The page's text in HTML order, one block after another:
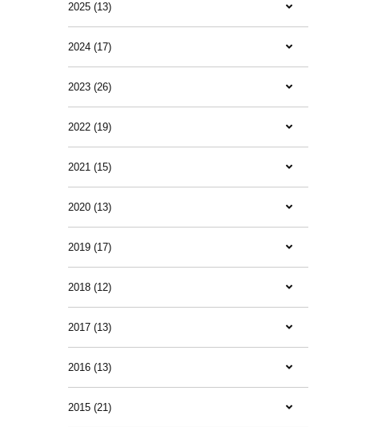
2025 (13)
2024 (17)
2023 (26)
2022 (19)
2021 (15)
2020 (13)
2019 (17)
2018 (12)
2017 (13)
2016 (13)
2015 (21)